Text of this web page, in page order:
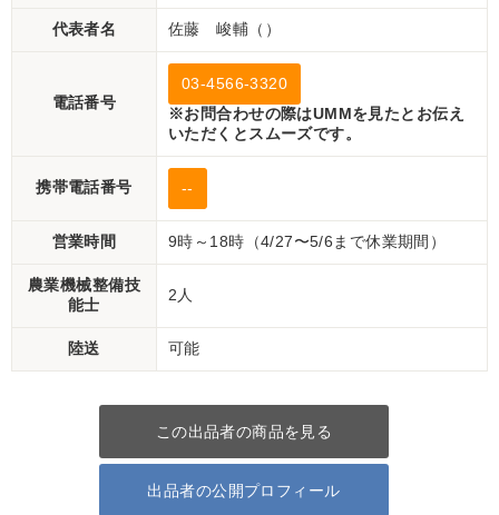
代表者名 佐藤 峻輔（）
電話番号
03-4566-3320
※お問合わせの際はUMMを見たとお伝え
いただくとスムーズです。
携帯電話番号 --
営業時間 9時～18時（4/27〜5/6まで休業期間）
農業機械整備技
能士
2人
陸送 可能
この出品者の商品を見る
出品者の公開プロフィール